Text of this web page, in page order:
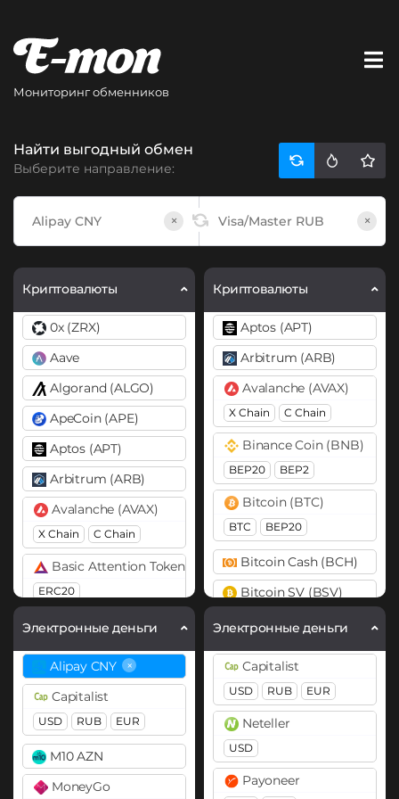
Мониторинг обменников
Найти выгодный обмен
Выберите направление:
× ×
Криптовалюты
0x (ZRX)
Aave
Algorand (ALGO)
ApeCoin (APE)
Aptos (APT)
Arbitrum (ARB)
Avalanche (AVAX)
X Chain C Chain
Basic Attention Token (BAT)
ERC20
Binance Coin (BNB)
BEP20 BEP2 ERC20
Bitcoin (BTC)
BTC BEP20
OP
ARB AVAXC
Bitcoin Cash (BCH)
Bitcoin SV (BSV)
Электронные деньги
Alipay CNY ×
Capitalist
USD RUB EUR
M10 AZN
MoneyGo
Криптовалюты
Aptos (APT)
Arbitrum (ARB)
Avalanche (AVAX)
X Chain C Chain
Binance Coin (BNB)
BEP20 BEP2
Bitcoin (BTC)
BTC BEP20
Bitcoin Cash (BCH)
Bitcoin SV (BSV)
Cardano (ADA)
Cosmos (ATOM)
DASH
Dogecoin (DOGE)
DOGE
Polkadot (DOT)
DOT
Электронные деньги
Capitalist
USD RUB EUR
Neteller
USD
Payoneer